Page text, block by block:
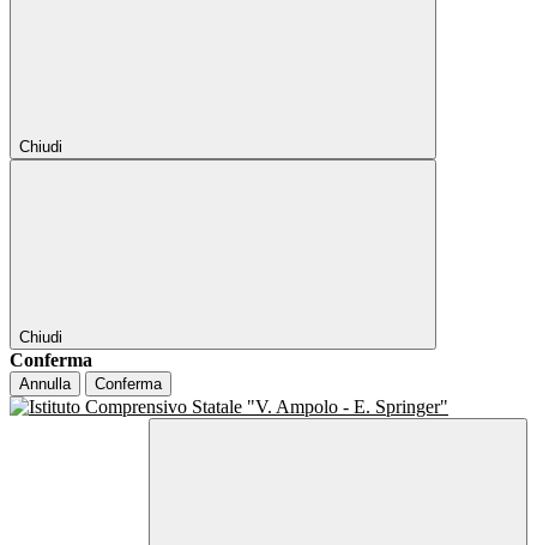
Chiudi
Chiudi
Conferma
Annulla Conferma